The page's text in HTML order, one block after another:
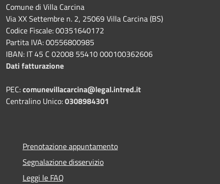
Comune di Villa Carcina
Via XX Settembre n. 2, 25069 Villa Carcina (BS)
Codice Fiscale: 00351640172
Partita IVA: 00556800985
IBAN: IT 45 C 02008 55410 000100362606
Dati fatturazione
PEC:comunevillacarcina@legal.intred.it
Centralino Unico:0308984301
Prenotazione appuntamento
Segnalazione disservizio
Leggi le FAQ